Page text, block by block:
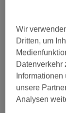
Massagen (22)
Sugaring (15)
Waxing (2)
Herren Sugaring
Wir
Dritten, um
Datenverkehr
unsere
Analysen